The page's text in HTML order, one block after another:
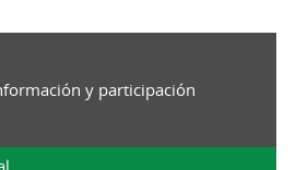
y participación